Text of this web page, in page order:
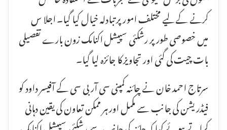
کرنے کے لیے مختلف امور پر تبادلہ خیال کیا گیا۔ اجلا س
میں خصوصی طور پر رشکئی سپیشل اکنامک زون بارے تفصیلی
بات چیت کی گئی اور تجاویز کا جائزہ لیا گیا۔
سرتاج احمد خان نے چائنہ کمپنی سی آر بی سی کے آفیسر داود کو
فیڈریشن کی جانب سے مکمل اور ہر ممکن تعاون کی یقین دہانی